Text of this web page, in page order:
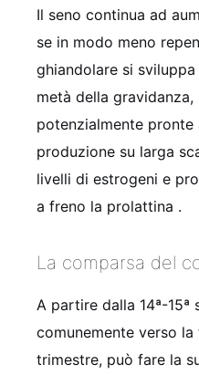
Il seno continua ad
se in modo meno
ghiandolare si
metà della
potenzialmente
produzione su larga
livelli di estrogeni e
a freno la prolattina .
La comparsa del
A partire dalla 14ª-15ª
comunemente verso
trimestre, può fare la